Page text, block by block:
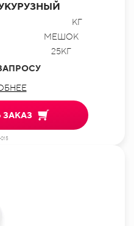
КГ
МЕШОК
25КГ